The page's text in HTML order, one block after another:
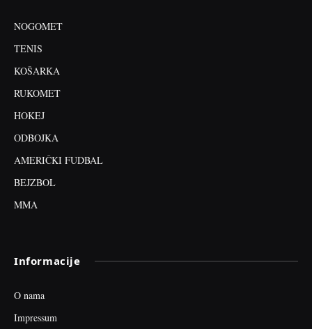
NOGOMET
TENIS
KOŠARKA
RUKOMET
HOKEJ
ODBOJKA
AMERIČKI FUDBAL
BEJZBOL
MMA
Informacije
O nama
Impressum